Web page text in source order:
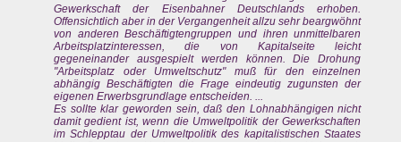
Gewerkschaft der Eisenbahner Deutschlands erhoben.
Offensichtlich aber in der Vergangenheit allzu sehr beargwöhnt
von anderen Beschäftigtengruppen und ihren unmittelbaren
Arbeitsplatzinteressen, die von Kapitalseite leicht
gegeneinander ausgespielt werden können. Die Drohung
"Arbeitsplatz oder Umweltschutz" muß für den einzelnen
abhängig Beschäftigten die Frage eindeutig zugunsten der
eigenen Erwerbsgrundlage entscheiden. ...
Es sollte klar geworden sein, daß den Lohnabhängigen nicht
damit gedient ist, wenn die Umweltpolitik der Gewerkschaften
im Schlepptau der Umweltpolitik des kapitalistischen Staates